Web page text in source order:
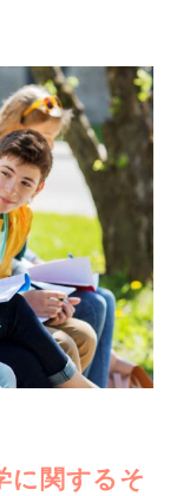
とができま
ものから4週間で
ので、どこま
るようにして
に関するそ